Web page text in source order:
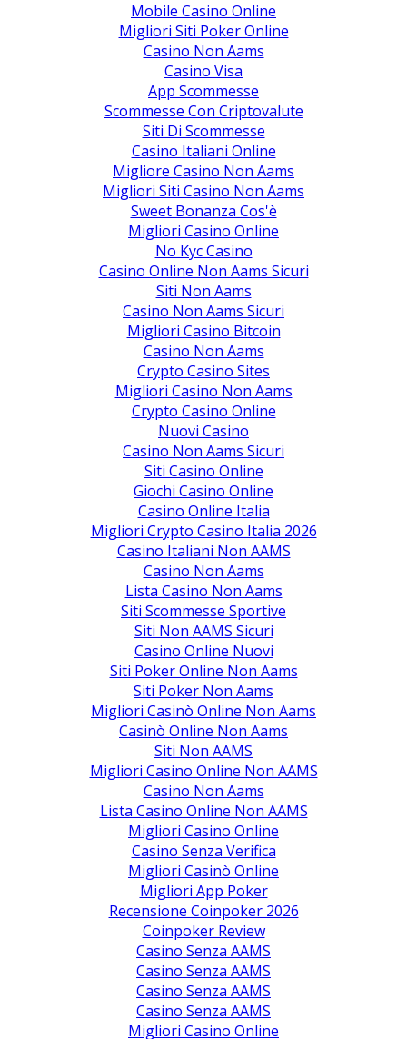
Mobile Casino Online
Migliori Siti Poker Online
Casino Non Aams
Casino Visa
App Scommesse
Scommesse Con Criptovalute
Siti Di Scommesse
Casino Italiani Online
Migliore Casino Non Aams
Migliori Siti Casino Non Aams
Sweet Bonanza Cos'è
Migliori Casino Online
No Kyc Casino
Casino Online Non Aams Sicuri
Siti Non Aams
Casino Non Aams Sicuri
Migliori Casino Bitcoin
Casino Non Aams
Crypto Casino Sites
Migliori Casino Non Aams
Crypto Casino Online
Nuovi Casino
Casino Non Aams Sicuri
Siti Casino Online
Giochi Casino Online
Casino Online Italia
Migliori Crypto Casino Italia 2026
Casino Italiani Non AAMS
Casino Non Aams
Lista Casino Non Aams
Siti Scommesse Sportive
Siti Non AAMS Sicuri
Casino Online Nuovi
Siti Poker Online Non Aams
Siti Poker Non Aams
Migliori Casinò Online Non Aams
Casinò Online Non Aams
Siti Non AAMS
Migliori Casino Online Non AAMS
Casino Non Aams
Lista Casino Online Non AAMS
Migliori Casino Online
Casino Senza Verifica
Migliori Casinò Online
Migliori App Poker
Recensione Coinpoker 2026
Coinpoker Review
Casino Senza AAMS
Casino Senza AAMS
Casino Senza AAMS
Casino Senza AAMS
Migliori Casino Online